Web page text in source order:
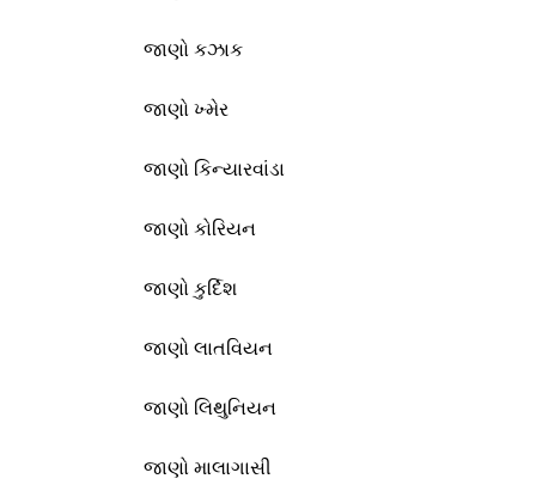
જાણો કઝાક
જાણો ખ્મેર
જાણો કિન્યારવાંડા
જાણો કોરિયન
જાણો કુર્દિશ
જાણો લાતવિયન
જાણો લિથુનિયન
જાણો માલાગાસી